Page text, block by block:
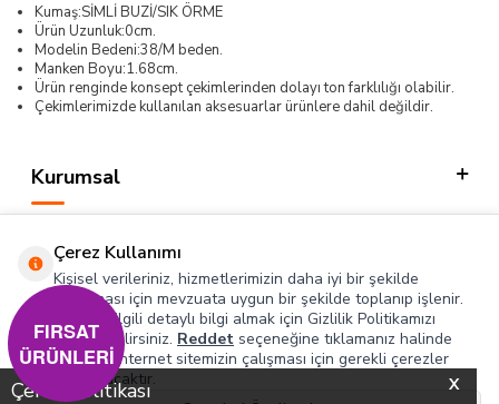
X
Çerez Politikası
Kumaş:SİMLİ BUZİ/SIK ÖRME
Ürün Uzunluk:0cm.
Modelin Bedeni:38/M beden.
Manken Boyu:1.68cm.
Ürün renginde konsept çekimlerinden dolayı ton farklılığı olabilir.
Çekimlerimizde kullanılan aksesuarlar ürünlere dahil değildir.
Kurumsal
Hızlı Erişim
Sosyal
Adres & İletişim
Çerez Kullanımı
Kişisel verileriniz, hizmetlerimizin daha iyi bir şekilde
sunulması için mevzuata uygun bir şekilde toplanıp işlenir.
Konuyla ilgili detaylı bilgi almak için Gizlilik Politikamızı
inceleyebilirsiniz. Reddet seçeneğine tıklamanız halinde
yalnızca internet sitemizin çalışması için gerekli çerezler
kullanılacaktır.
FIRSAT
ÜRÜNLERİ